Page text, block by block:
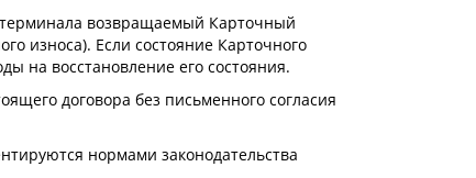
терминала возвращаемый Карточный
износа). Если состояние Карточного
на восстановление его состояния.
договора без письменного согласия
нормами законодательства